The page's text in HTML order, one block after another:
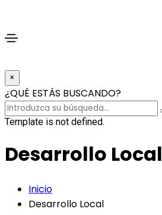
×
¿QUÉ ESTÁS BUSCANDO?
Template is not defined.
Desarrollo Local
Inicio
Desarrollo Local